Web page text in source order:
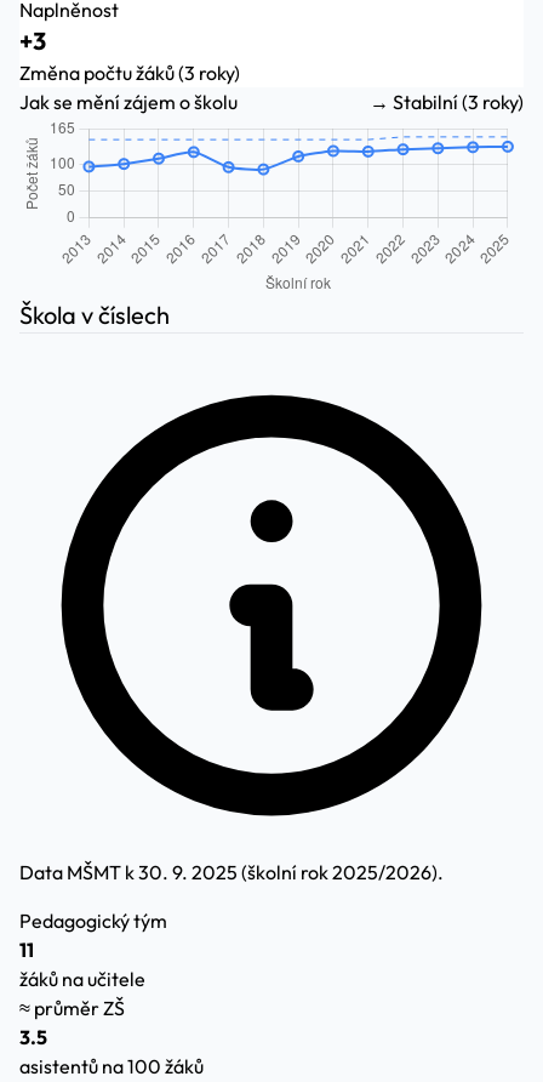
Naplněnost
+3
Změna počtu žáků (3 roky)
Jak se mění zájem o školu
→ Stabilní (3 roky)
Škola v číslech
Data MŠMT k 30. 9. 2025 (školní rok 2025/2026).
Pedagogický tým
11
žáků na učitele
≈ průměr ZŠ
3.5
asistentů na 100 žáků